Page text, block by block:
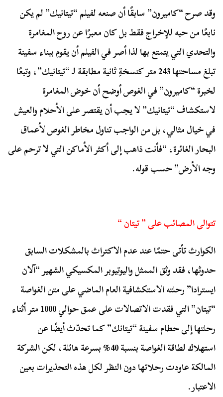
وقد صرح “كاميرون” سابقًا أن صنعه لفيلم “تيتانيك” لم يكن
نابعًا من حبه للإخراج فقط بل كان معبرًا عن روح المغامرة
والتحدي التي يتمتع بها لذا أصر في الفيلم أن يقوم ببناء سفينة
تبلغ مساحتها 243 متر كنسخةِ ثانية مطابقة لـ “تيتانيك”، وتبعًا
لخبرة “كاميرون” في الغوص أوضح أن خوض المغامرة
لاستكشاف “تيتانيك” لا يجب أن يقتصر على الأحلام والعيش
في خيال مثالي، بل من الواجب تناول مخاطر الغوص لأعماق
البحار الغائرة، “فأنت ذاهب إلى أكثر الأماكن التي لا ترحم على
وجه الأرض” حسب قوله.
تتوالى المصائب على ” تيتان “
الكوارث تأتى حتمًا عند عدم الاكتراث بالمشكلات السابق
حدوثها، فقد وثق الممثل واليوتيوبر المكسيكي الشهير “آلان
ايسترادا” رحلته الاستكشافية العام الماضي على متن الغواصة
“تيتان” التي فقدت الاتصالات على عمق حوالي 1000 متر أثناء
رحلتها إلى حطام سفينة “تيتانك” كما تحدّث أيضًا عن
استهلاك لطاقة الغواصة بنسبة 40% بسرعة هائلة، لكن الشركة
المالكة عاودت رحلاتها دون النظر لكل هذه التحذيرات بعين
الاعتبار.